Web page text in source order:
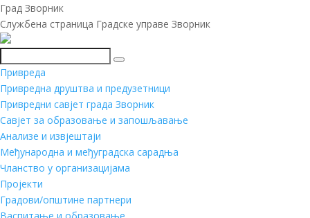
Град Зворник
Службена страница Градске управе Зворник
Претражи
Привреда
Привредна друштва и предузетници
Привредни савјет града Зворник
Савјет за образовање и запошљавање
Анализе и извјештаји
Међународна и међуградска сарадња
Чланство у организацијама
Пројекти
Градови/општине партнери